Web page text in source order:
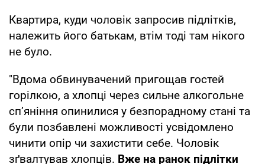
Квартира, куди чоловік запросив підлітків,
належить його батькам, втім тоді там нікого
не було.
"Вдома обвинувачений пригощав гостей
горілкою, а хлопці через сильне алкогольне
сп’яніння опинилися у безпорадному стані та
були позбавлені можливості усвідомлено
чинити опір чи захистити себе. Чоловік
зґвалтував хлопців. Вже на ранок підлітки